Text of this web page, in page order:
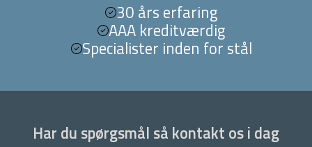
​30 års erfaring​​
​AAA kreditværdig
​​Specialister inden for stål​​
Har du spørgsmål så kontakt os i dag